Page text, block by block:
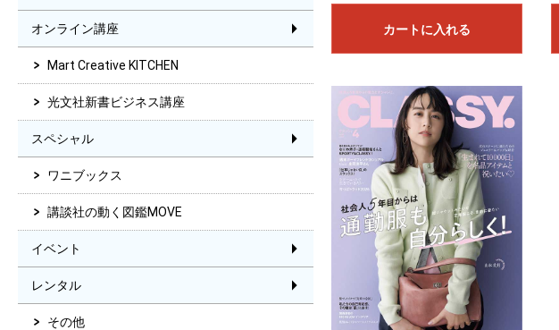
オンライン講座
Mart Creative KITCHEN
光文社新書ビジネス講座
スペシャル
ワニブックス
講談社の動く図鑑MOVE
イベント
レンタル
その他
カートに入れる